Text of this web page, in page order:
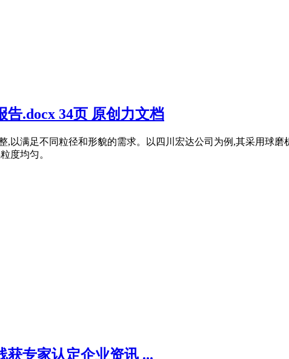
告.docx 34页 原创力文档
以满足不同粒径和形貌的需求。以四川宏达公司为例,其采用球
度均匀。
获专家认定企业资讯 ...